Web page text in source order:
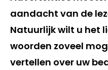
aandacht van de
Natuurlijk wilt u het
woorden zoveel
vertellen over uw